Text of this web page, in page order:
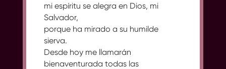
mi espíritu se alegra en Dios, mi
Salvador,
porque ha mirado a su humilde
sierva.
Desde hoy me llamarán
bienaventurada todas las